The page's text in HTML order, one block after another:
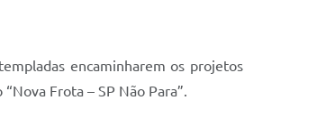
encaminharem os projetos
Frota – SP Não Para”.